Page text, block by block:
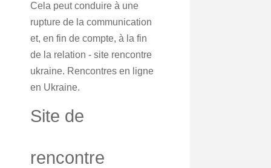
Cela peut conduire à une
rupture de la communication
et, en fin de compte, à la fin
de la relation - site rencontre
ukraine. Rencontres en ligne
en Ukraine.
Site de
rencontre